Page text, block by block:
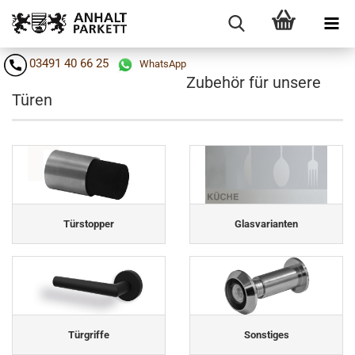
03491 40 66 25 WhatsApp
Zubehör für unsere
Türen
Türstopper Glasvarianten
Türgriffe Sonstiges